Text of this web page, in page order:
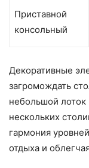
Приставной
консольный
Декоративные
загромождать
небольшой лоток
нескольких
гармония
отдыха и